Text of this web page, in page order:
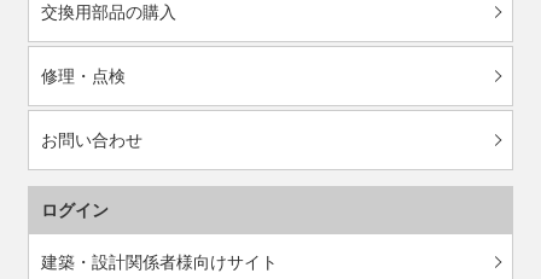
交換用部品の購入
修理・点検
お問い合わせ
ログイン
建築・設計関係者様向けサイト